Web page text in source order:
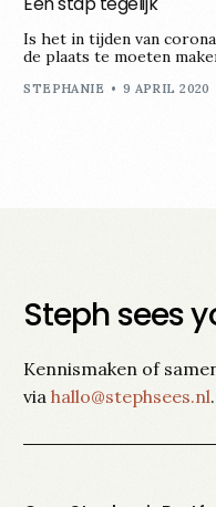
Is het in tijden van
de plaats te moeten
STEPHANIE 9 APRIL 2020
Steph sees
Kennismaken of
via hallo@stephsees.nl.